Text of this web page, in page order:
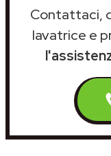
Contattaci,
lavatrice e